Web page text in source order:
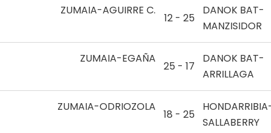
ZUMAIA-AGUIRRE C.
12 - 25
DANOK BAT-
MANZISIDOR
ZUMAIA-EGAÑA
25 - 17
DANOK BAT-
ARRILLAGA
ZUMAIA-ODRIOZOLA
18 - 25
SALLABERRY